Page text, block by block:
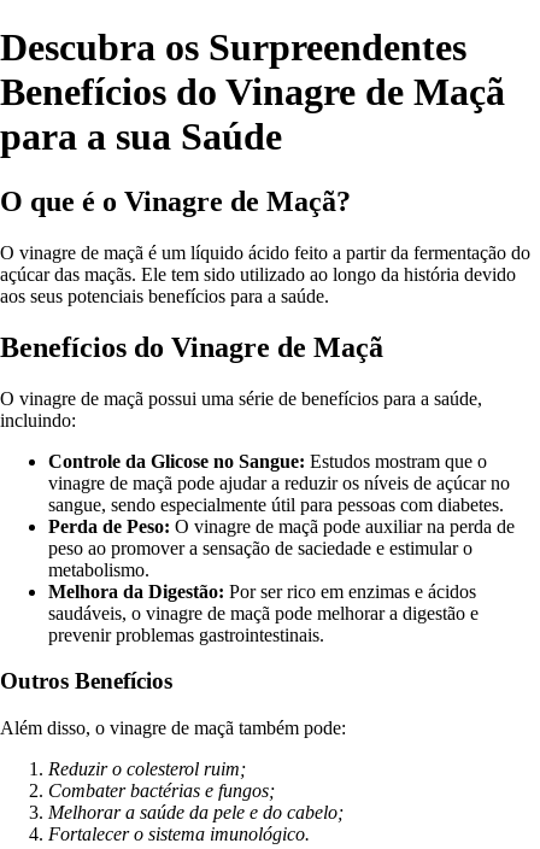
Descubra os Surpreendentes
Benefícios do Vinagre de Maçã
para a sua Saúde
O que é o Vinagre de Maçã?
O vinagre de maçã é um líquido ácido feito a partir da fermentação do
açúcar das maçãs. Ele tem sido utilizado ao longo da história devido
aos seus potenciais benefícios para a saúde.
Benefícios do Vinagre de Maçã
O vinagre de maçã possui uma série de benefícios para a saúde,
incluindo:
Controle da Glicose no Sangue: Estudos mostram que o
vinagre de maçã pode ajudar a reduzir os níveis de açúcar no
sangue, sendo especialmente útil para pessoas com diabetes.
Perda de Peso: O vinagre de maçã pode auxiliar na perda de
peso ao promover a sensação de saciedade e estimular o
metabolismo.
Melhora da Digestão: Por ser rico em enzimas e ácidos
saudáveis, o vinagre de maçã pode melhorar a digestão e
prevenir problemas gastrointestinais.
Outros Benefícios
Além disso, o vinagre de maçã também pode:
Reduzir o colesterol ruim;
Combater bactérias e fungos;
Melhorar a saúde da pele e do cabelo;
Fortalecer o sistema imunológico.